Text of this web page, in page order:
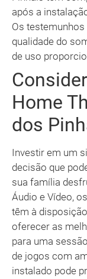
após a
Os
qualidade do
de uso
Home
dos
Investir em um
decisão que
sua família
Áudio e Vídeo,
têm à
oferecer as
para uma
de jogos com
instalado pode